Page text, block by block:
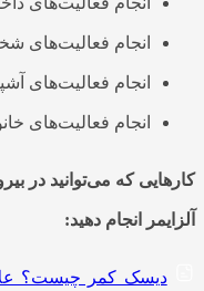
انجام فعالیت‌های
انجام فعالیت‌های
انجام فعالیت‌های
کارهایی که می‌توانید در
آلزایمر انجام دهید:
دیسک کمر چیست؟